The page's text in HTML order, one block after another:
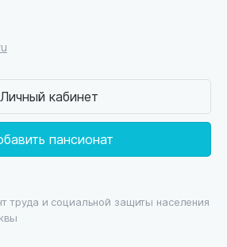
Личный кабинет
пансионат
труда и социальной защиты населения